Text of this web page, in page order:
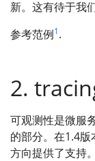
新。这有待于我
参考范例1.
2.
可观测性是微服
的部分。在1.4
方向提供了支持。